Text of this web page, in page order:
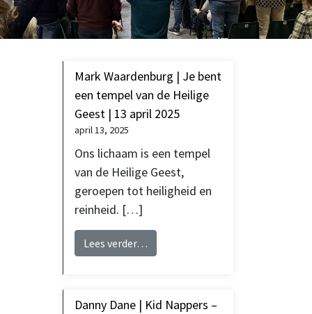
Mark Waardenburg | Je bent
een tempel van de Heilige
Geest | 13 april 2025
april 13, 2025
Ons lichaam is een tempel
van de Heilige Geest,
geroepen tot heiligheid en
reinheid. […]
Lees verder…
Danny Dane | Kid Nappers –